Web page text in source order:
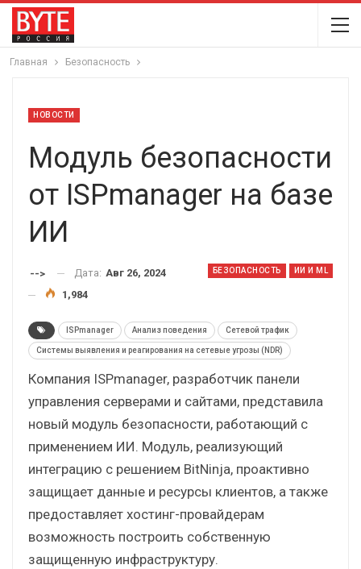
Главная Безопасность
НОВОСТИ
Модуль безопасности
от ISPmanager на базе
ИИ
БЕЗОПАСНОСТЬ ИИ И ML
--> Дата: Авг 26, 2024
1,984
ISPmanager Анализ поведения Сетевой трафик
Системы выявления и реагирования на сетевые угрозы (NDR)
Компания ISPmanager, разработчик панели
управления серверами и сайтами, представила
новый модуль безопасности, работающий с
применением ИИ. Модуль, реализующий
интеграцию с решением BitNinja, проактивно
защищает данные и ресурсы клиентов, а также
предоставляет хостинг-провайдерам
возможность построить собственную
защищенную инфраструктуру.